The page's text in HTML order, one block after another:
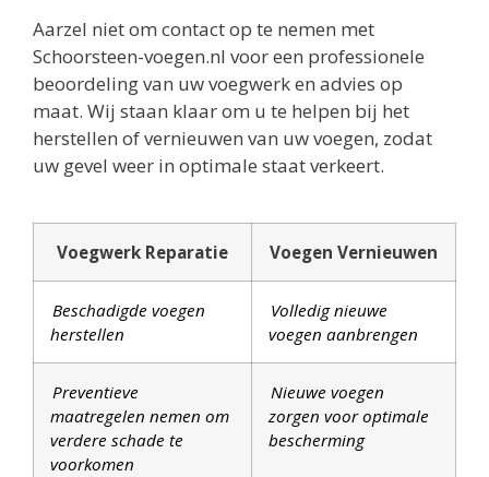
Aarzel niet om contact op te nemen met
Schoorsteen-voegen.nl voor een professionele
beoordeling van uw voegwerk en advies op
maat. Wij staan klaar om u te helpen bij het
herstellen of vernieuwen van uw voegen, zodat
uw gevel weer in optimale staat verkeert.
Voegwerk Reparatie Voegen Vernieuwen
Beschadigde voegen
herstellen
Volledig nieuwe
voegen aanbrengen
Preventieve
maatregelen nemen om
verdere schade te
voorkomen
Nieuwe voegen
zorgen voor optimale
bescherming